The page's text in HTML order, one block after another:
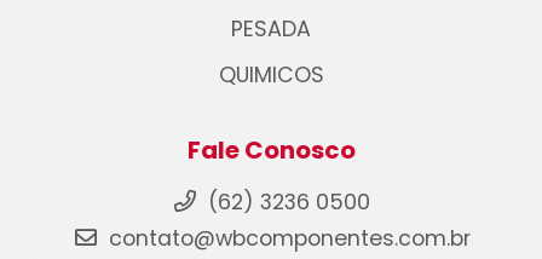
PESADA
QUIMICOS
Fale Conosco
(62) 3236 0500
contato@wbcomponentes.com.br